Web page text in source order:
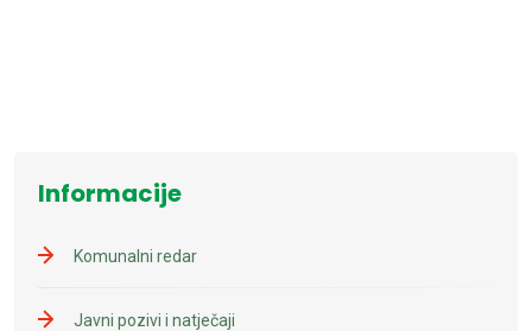
Informacije
Komunalni redar
Javni pozivi i natječaji